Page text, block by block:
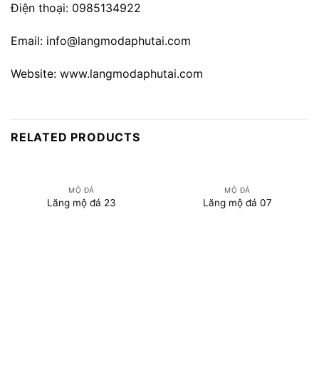
Điện thoại: 0985134922
Email: info@langmodaphutai.com
Website: www.langmodaphutai.com
RELATED PRODUCTS
MỘ ĐÁ
Lăng mộ đá 23
MỘ ĐÁ
Lăng mộ đá 07